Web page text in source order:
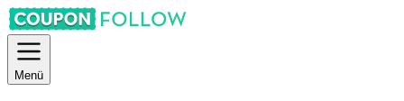
Menü